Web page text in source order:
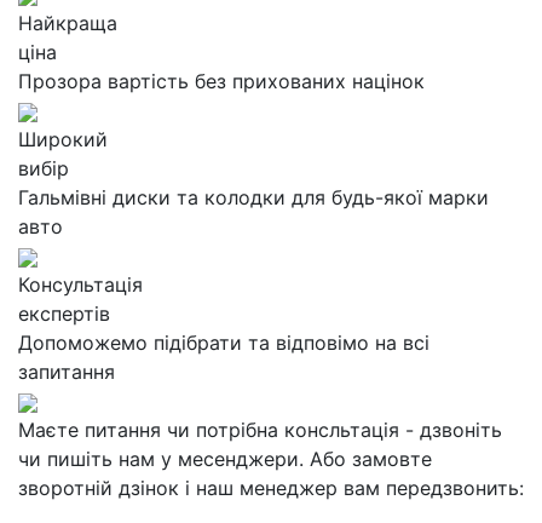
Найкраща
ціна
Прозора вартість без прихованих націнок
Широкий
вибір
Гальмівні диски та колодки для будь-якої марки
авто
Консультація
експертів
Допоможемо підібрати та відповімо на всі
запитання
Маєте питання чи потрібна консльтація - дзвоніть
чи пишіть нам у месенджери. Або замовте
зворотній дзінок і наш менеджер вам передзвонить: